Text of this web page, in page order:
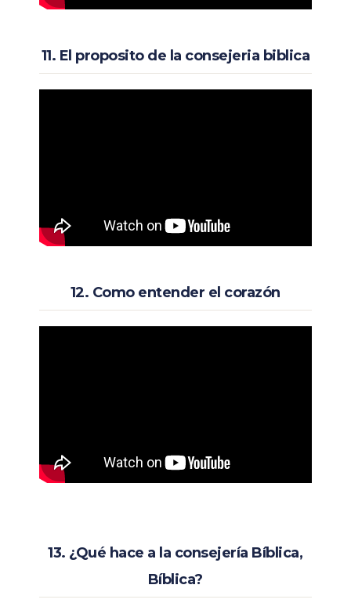
11. El proposito de la consejeria biblica
12. Como entender el corazón
13. ¿Qué hace a la consejería Bíblica,
Bíblica?